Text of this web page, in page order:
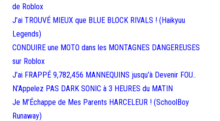
de Roblox
J’ai TROUVÉ MIEUX que BLUE BLOCK RIVALS ! (Haikyuu
Legends)
CONDUIRE une MOTO dans les MONTAGNES DANGEREUSES
sur Roblox
J’ai FRAPPÉ 9,782,456 MANNEQUINS jusqu’à Devenir FOU..
N’Appelez PAS DARK SONIC à 3 HEURES du MATIN
Je M’Échappe de Mes Parents HARCELEUR ! (SchoolBoy
Runaway)